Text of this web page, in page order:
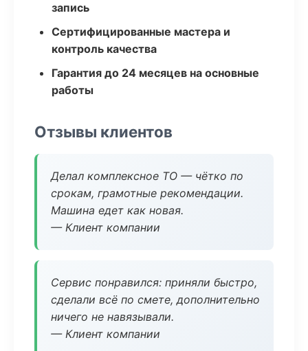
запись
Сертифицированные мастера и
контроль качества
Гарантия до 24 месяцев на основные
работы
Отзывы клиентов
Делал комплексное ТО — чётко по
срокам, грамотные рекомендации.
Машина едет как новая.
— Клиент компании
Сервис понравился: приняли быстро,
сделали всё по смете, дополнительно
ничего не навязывали.
— Клиент компании